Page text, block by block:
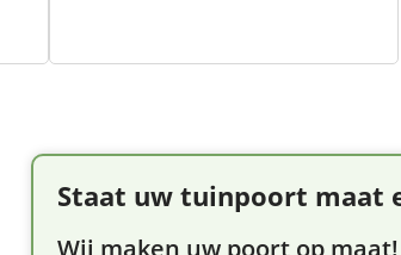
Staat uw tuinpoort maat
Wij maken uw poort op maat!